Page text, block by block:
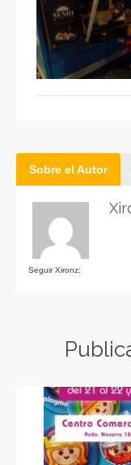
Sobre el Autor
Seguir Xironz: